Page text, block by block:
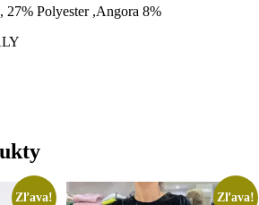
27% Polyester ,Angora 8%
Zľava! Zľava!